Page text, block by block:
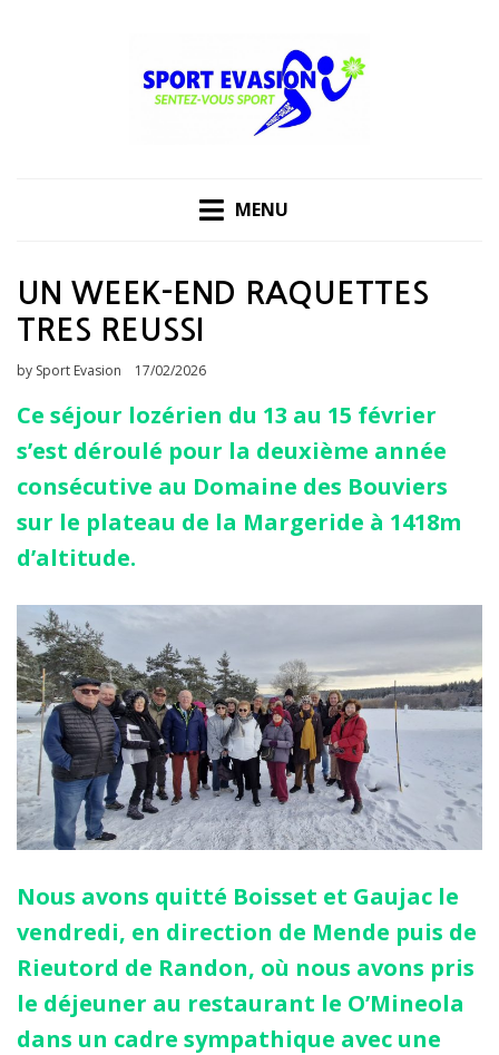
MENU
UN WEEK-END RAQUETTES
TRES REUSSI
by Sport Evasion
Posted
17/02/2026
Ce séjour lozérien du 13 au 15 février
s’est déroulé pour la deuxième année
consécutive au Domaine des Bouviers
sur le plateau de la Margeride à 1418m
d’altitude.
Nous avons quitté Boisset et Gaujac le
vendredi, en direction de Mende puis de
Rieutord de Randon, où nous avons pris
le déjeuner au restaurant le O’Mineola
dans un cadre sympathique avec une